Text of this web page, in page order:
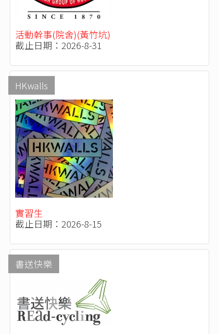
活動幹事(院舍)(黃竹坑)
截止日期：2026-8-31
HKwalls
實習生
截止日期：2026-8-15
書送快樂